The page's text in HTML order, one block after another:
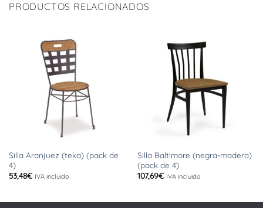
PRODUCTOS RELACIONADOS
Silla Aranjuez (teka) (pack de
4)
53,48€ IVA incluido
Silla Baltimore (negra-madera)
(pack de 4)
107,69€ IVA incluido